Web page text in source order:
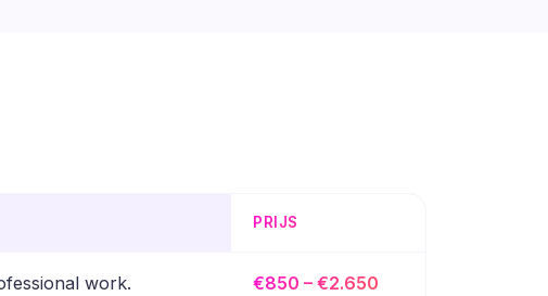
PRIJS
work. €850 – €2.650